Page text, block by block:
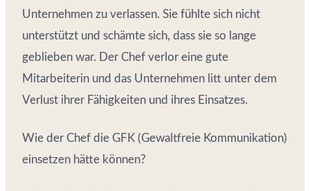
Unternehmen zu verlassen. Sie fühlte sich nicht
unterstützt und schämte sich, dass sie so lange
geblieben war. Der Chef verlor eine gute
Mitarbeiterin und das Unternehmen litt unter dem
Verlust ihrer Fähigkeiten und ihres Einsatzes.
Wie der Chef die GFK (Gewaltfreie Kommunikation)
einsetzen hätte können?